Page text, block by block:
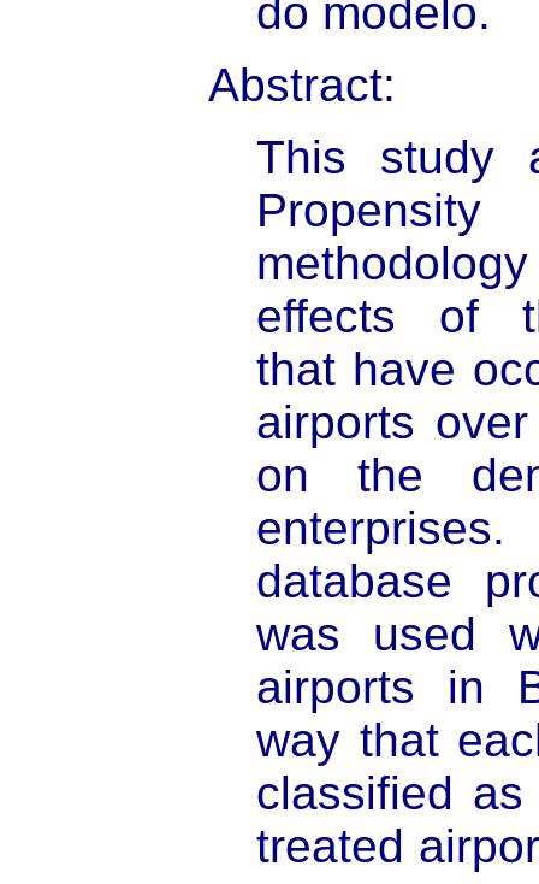
do modelo.
Abstract:
This study
Propensity
effects of
that have
airports
on the
database
was used
airports in
way that
classified
treated